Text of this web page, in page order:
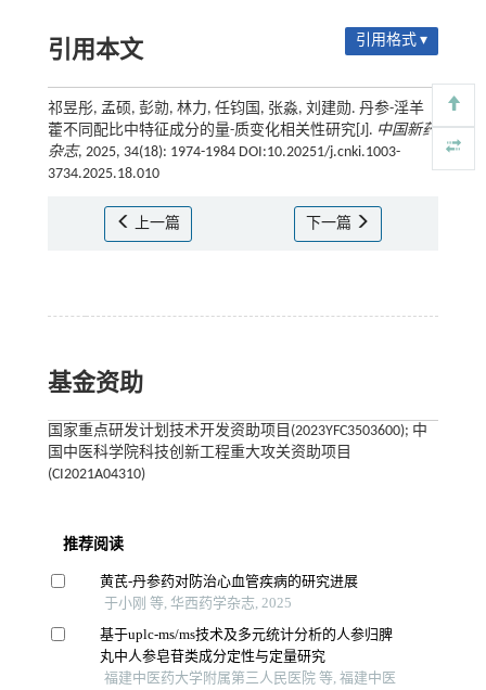
引用本文 引用格式 ▾
祁昱彤, 孟硕, 彭勍, 林力, 任钧国, 张淼, 刘建勋. 丹参-淫羊
藿不同配比中特征成分的量-质变化相关性研究[J]. 中国新药
杂志, 2025, 34(18): 1974-1984 DOI:10.20251/j.cnki.1003-
3734.2025.18.010
上一篇 下一篇
基金资助
国家重点研发计划技术开发资助项目(2023YFC3503600); 中
国中医科学院科技创新工程重大攻关资助项目
(CI2021A04310)